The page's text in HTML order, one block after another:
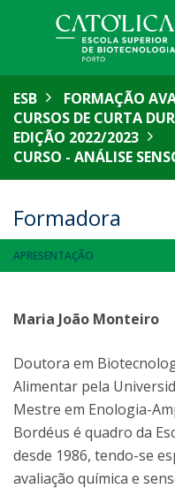
ESB
FORMAÇÃO
CURSOS DE CURTA
EDIÇÃO 2022/2023
CURSO - ANÁLISE
Formadora
APRESENTAÇÃO
Maria João Monteiro
Doutora em
Alimentar pela
Mestre em Enologia-
Bordéus é quadro da
desde 1986, tendo-se
avaliação química e